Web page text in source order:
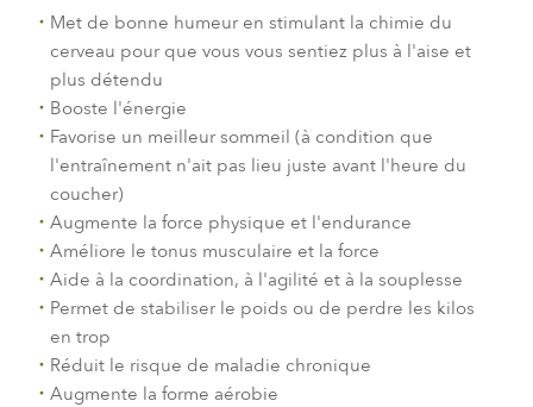
Met de bonne humeur en stimulant la chimie du
cerveau pour que vous vous sentiez plus à l'aise et
plus détendu
Booste l'énergie
Favorise un meilleur sommeil (à condition que
l'entraînement n'ait pas lieu juste avant l'heure du
coucher)
Augmente la force physique et l'endurance
Améliore le tonus musculaire et la force
Aide à la coordination, à l'agilité et à la souplesse
Permet de stabiliser le poids ou de perdre les kilos
en trop
Réduit le risque de maladie chronique
Augmente la forme aérobie